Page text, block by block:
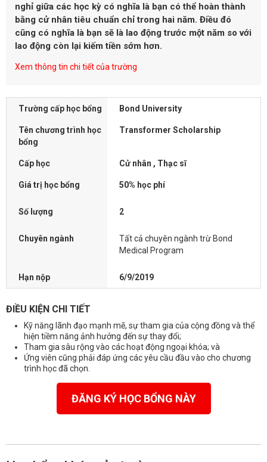
nghỉ giữa các học kỳ có nghĩa là bạn có thể hoàn thành
bằng cử nhân tiêu chuẩn chỉ trong hai năm. Điều đó
cũng có nghĩa là bạn sẽ là lao động trước một năm so với
lao động còn lại kiếm tiền sớm hơn.
Xem thông tin chi tiết của trường
Trường cấp học bổng Bond University
Tên chương trình học
bổng
Transformer Scholarship
Cấp học Cử nhân , Thạc sĩ
Giá trị học bổng 50% học phí
Số lượng 2
Chuyên ngành
Tất cả chuyên ngành trừ Bond
Medical Program
Hạn nộp 6/9/2019
ĐIỀU KIỆN CHI TIẾT
Kỹ năng lãnh đạo mạnh mẽ, sự tham gia của cộng đồng và thể
hiện tiềm năng ảnh hưởng đến sự thay đổi;
Tham gia sâu rộng vào các hoạt động ngoại khóa; và
Ứng viên cũng phải đáp ứng các yêu cầu đầu vào cho chương
trình học đã chọn.
ĐĂNG KÝ HỌC BỔNG NÀY